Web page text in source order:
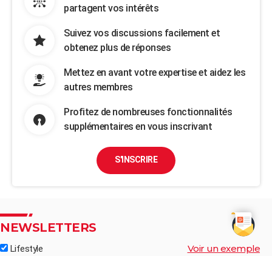
partagent vos intérêts
Suivez vos discussions facilement et
obtenez plus de réponses
Mettez en avant votre expertise et aidez les
autres membres
Profitez de nombreuses fonctionnalités
supplémentaires en vous inscrivant
S'INSCRIRE
NEWSLETTERS
Lifestyle Voir un exemple